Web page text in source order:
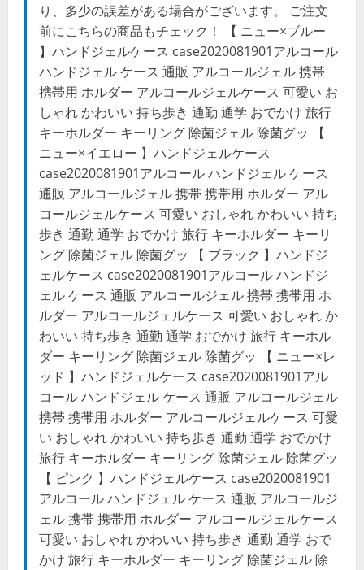
り、多少の誤差がある場合がございます。 ご注文
前にこちらの商品もチェック！ 【 ニュー×ブルー
】ハンドジェルケース case2020081901アルコール
ハンドジェル ケース 通販 アルコールジェル 携帯
携帯用 ホルダー アルコールジェルケース 可愛い お
しゃれ かわいい 持ち歩き 通勤 通学 おでかけ 旅行
キーホルダー キーリング 除菌ジェル 除菌グッ 【
ニュー×イエロー 】ハンドジェルケース
case2020081901アルコール ハンドジェル ケース
通販 アルコールジェル 携帯 携帯用 ホルダー アル
コールジェルケース 可愛い おしゃれ かわいい 持ち
歩き 通勤 通学 おでかけ 旅行 キーホルダー キーリ
ング 除菌ジェル 除菌グッ 【 ブラック 】ハンドジ
ェルケース case2020081901アルコール ハンドジ
ェル ケース 通販 アルコールジェル 携帯 携帯用 ホ
ルダー アルコールジェルケース 可愛い おしゃれ か
わいい 持ち歩き 通勤 通学 おでかけ 旅行 キーホル
ダー キーリング 除菌ジェル 除菌グッ 【 ニュー×レ
ッド 】ハンドジェルケース case2020081901アル
コール ハンドジェル ケース 通販 アルコールジェル
携帯 携帯用 ホルダー アルコールジェルケース 可愛
い おしゃれ かわいい 持ち歩き 通勤 通学 おでかけ
旅行 キーホルダー キーリング 除菌ジェル 除菌グッ
【 ピンク 】ハンドジェルケース case2020081901
アルコール ハンドジェル ケース 通販 アルコールジ
ェル 携帯 携帯用 ホルダー アルコールジェルケース
可愛い おしゃれ かわいい 持ち歩き 通勤 通学 おで
かけ 旅行 キーホルダー キーリング 除菌ジェル 除